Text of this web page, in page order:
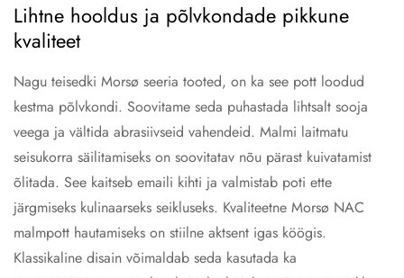
Lihtne hooldus ja põlvkondade pikkune
kvaliteet
Nagu teisedki Morsø seeria tooted, on ka see pott loodud
kestma põlvkondi. Soovitame seda puhastada lihtsalt sooja
veega ja vältida abrasiivseid vahendeid. Malmi laitmatu
seisukorra säilitamiseks on soovitatav nõu pärast kuivatamist
õlitada. See kaitseb emaili kihti ja valmistab poti ette
järgmiseks kulinaarseks seikluseks. Kvaliteetne Morsø NAC
malmpott hautamiseks on stiilne aktsent igas köögis.
Klassikaline disain võimaldab seda kasutada ka